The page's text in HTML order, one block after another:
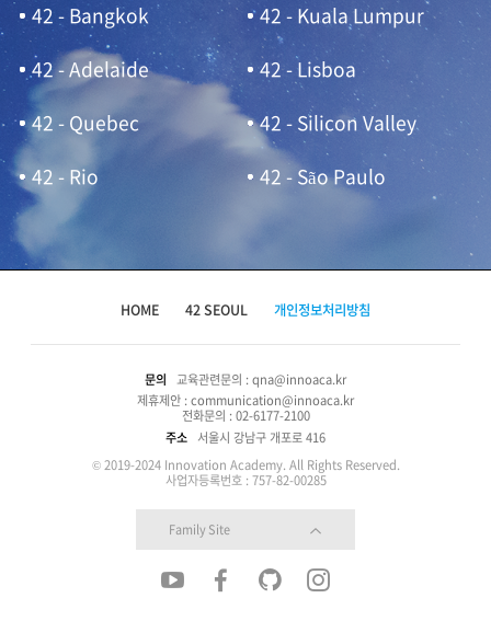
42 - Bangkok
42 - Kuala Lumpur
42 - Adelaide
42 - Lisboa
42 - Quebec
42 - Silicon Valley
42 - Rio
42 - São Paulo
HOME 42 SEOUL 개인정보처리방침
문의 교육관련문의 : qna@innoaca.kr
제휴제안 : communication@innoaca.kr
전화문의 : 02-6177-2100
주소 서울시 강남구 개포로 416
© 2019-2024 Innovation Academy. All Rights Reserved.
사업자등록번호 : 757-82-00285
Family Site